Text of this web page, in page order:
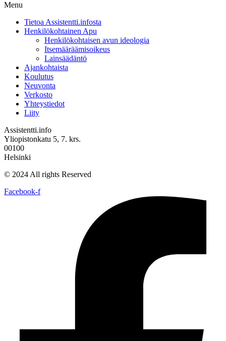
Menu
Tietoa Assistentti.infosta
Henkilökohtainen Apu
Henkilökohtaisen avun ideologia
Itsemääräämisoikeus
Lainsäädäntö
Ajankohtaista
Koulutus
Neuvonta
Verkosto
Yhteystiedot
Liity
Assistentti.info
Yliopistonkatu 5, 7. krs.
00100
Helsinki
© 2024 All rights Reserved
Facebook-f